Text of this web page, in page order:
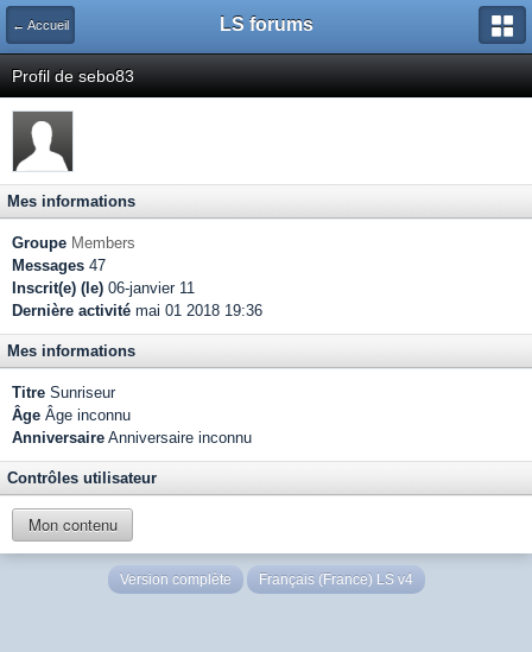
← Accueil LS forums
Profil de sebo83
Mes informations
Groupe Members
Messages 47
Inscrit(e) (le) 06-janvier 11
Dernière activité mai 01 2018 19:36
Mes informations
Titre Sunriseur
Âge Âge inconnu
Anniversaire Anniversaire inconnu
Contrôles utilisateur
Mon contenu
Version complète Français (France) LS v4